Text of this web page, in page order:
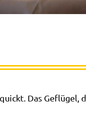
Das Geflügel,